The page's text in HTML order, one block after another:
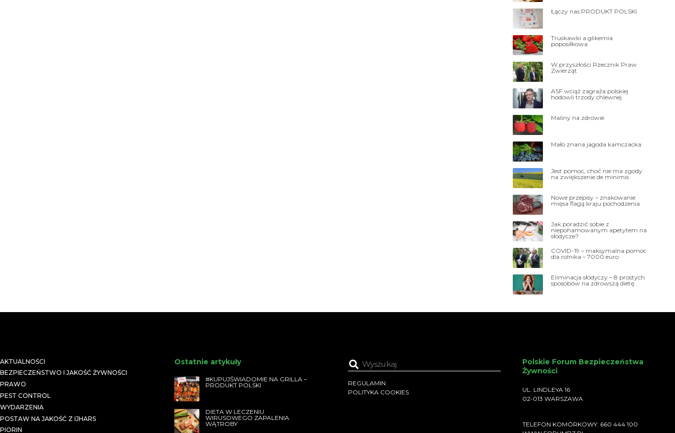
Łączy nas PRODUKT POLSKI
Truskawki a glikemia
poposiłkowa
W przyszłości Rzecznik Praw
Zwierząt
ASF wciąż zagraża polskiej
hodowli trzody chlewnej
Maliny na zdrowie
Mało znana jagoda kamczacka
Jest pomoc, choć nie ma zgody
na zwiększenie de minimis
Nowe przepisy – znakowanie
mięsa flagą kraju pochodzenia
Jak poradzić sobie z
niepohamowanym apetytem na
słodycze?
COVID-19 – maksymalna pomoc
dla rolnika – 7000 euro
Eliminacja słodyczy – 8 prostych
sposobów na zdrowszą dietę
AKTUALNOŚCI
BEZPIECZEŃSTWO I JAKOŚĆ ŻYWNOŚCI
PRAWO
PEST CONTROL
WYDARZENIA
POSTAW NA JAKOŚĆ Z IJHARS
PIORIN
Ostatnie artykuły
#KUPUJŚWIADOMIE NA GRILLA –
PRODUKT POLSKI
DIETA W LECZENIU
WIRUSOWEGO ZAPALENIA
WĄTROBY
REGULAMIN
POLITYKA COOKIES
Polskie Forum Bezpieczeństwa
Żywności
UL. LINDLEYA 16
02-013 WARSZAWA
TELEFON KOMÓRKOWY: 660 444 100